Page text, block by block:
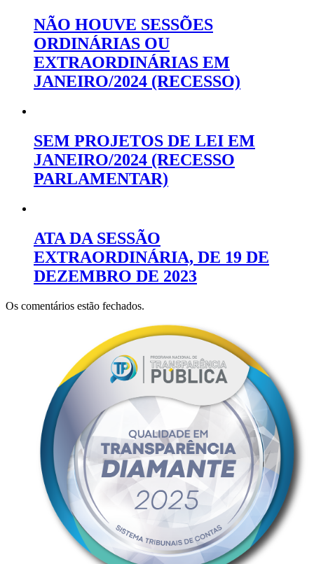
NÃO HOUVE SESSÕES
ORDINÁRIAS OU
EXTRAORDINÁRIAS EM
JANEIRO/2024 (RECESSO)
SEM PROJETOS DE LEI EM
JANEIRO/2024 (RECESSO
PARLAMENTAR)
ATA DA SESSÃO
EXTRAORDINÁRIA, DE 19 DE
DEZEMBRO DE 2023
Os comentários estão fechados.